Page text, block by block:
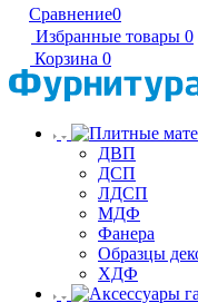
Сравнение0
Избранные товары 0
Корзина 0
ДВП
ДСП
ЛДСП
МДФ
Фанера
Образцы
ХДФ